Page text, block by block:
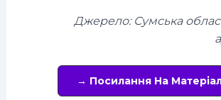
Джерело: Сумська
→ Посилання На